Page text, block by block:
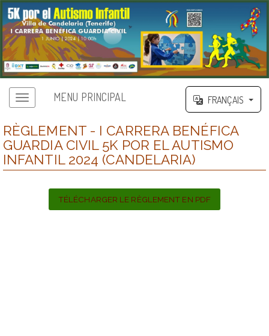
MENU PRINCIPAL FRANÇAIS
RÈGLEMENT - I CARRERA BENÉFICA
GUARDIA CIVIL 5K POR EL AUTISMO
INFANTIL 2024 (CANDELARIA)
TÉLÉCHARGER LE RÈGLEMENT EN PDF